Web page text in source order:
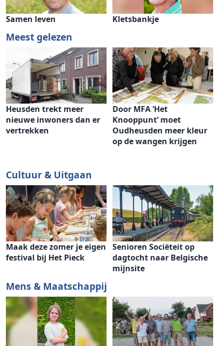
Samen leven Kletsbankje
Meest gelezen
Heusden trekt meer
nieuwe inwoners dan er
vertrekken
Door MFA ‘Het
Knooppunt’ moet
Oudheusden meer kleur
op de wangen krijgen
Cultuur & Uitgaan
Maak deze zomer je eigen
festival bij Het Pieck
Senioren Sociëteit op
dagtocht naar Belgische
mijnsite
Mens & Maatschappij